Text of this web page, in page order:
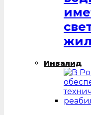
Инвалид